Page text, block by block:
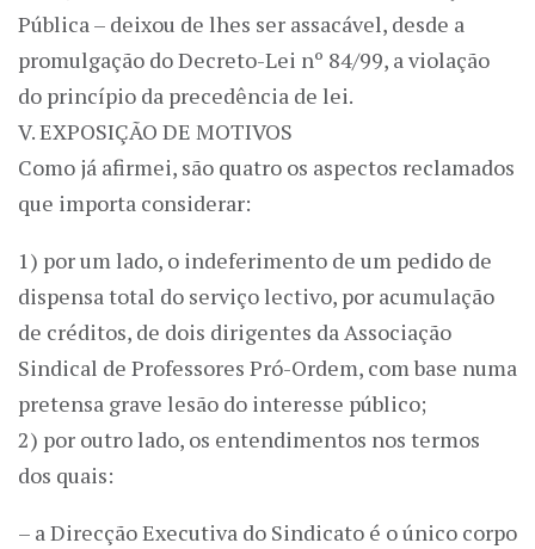
Pública – deixou de lhes ser assacável, desde a
promulgação do Decreto-Lei nº 84/99, a violação
do princípio da precedência de lei.
V. EXPOSIÇÃO DE MOTIVOS
Como já afirmei, são quatro os aspectos reclamados
que importa considerar:
1) por um lado, o indeferimento de um pedido de
dispensa total do serviço lectivo, por acumulação
de créditos, de dois dirigentes da Associação
Sindical de Professores Pró-Ordem, com base numa
pretensa grave lesão do interesse público;
2) por outro lado, os entendimentos nos termos
dos quais:
– a Direcção Executiva do Sindicato é o único corpo